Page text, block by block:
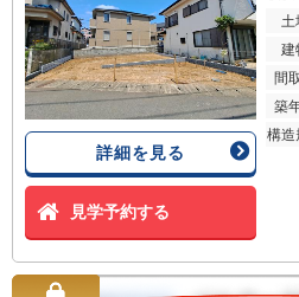
詳細を見る
見学予約する
土
建
間
築
構造